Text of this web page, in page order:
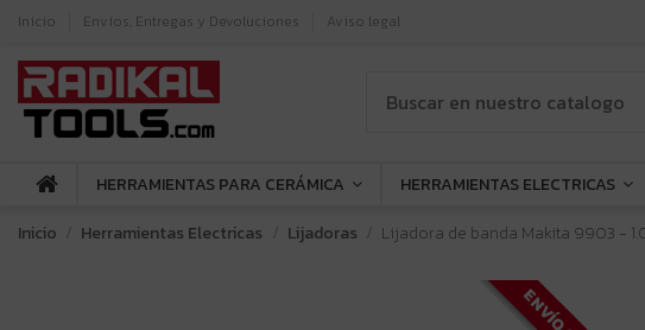
Inicio Envíos, Entregas y Devoluciones Aviso legal
HERRAMIENTAS PARA CERÁMICA HERRAMIENTAS ELECTRICAS
Inicio
Herramientas Electricas Lijadoras Lijadora de banda Makita 9903 -